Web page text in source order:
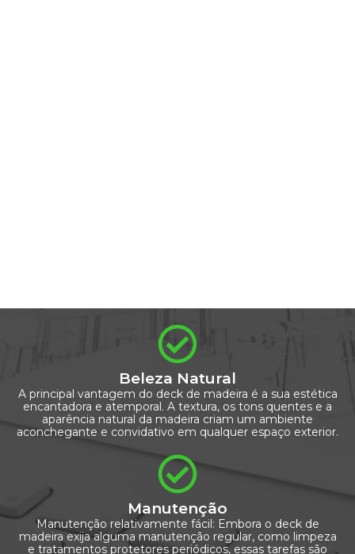
Beleza Natural
A principal vantagem do deck de madeira é a sua estética
encantadora e atemporal. A textura, os tons quentes e a
aparência natural da madeira criam um ambiente
aconchegante e convidativo em qualquer espaço exterior.
Manutenção
Manutenção relativamente fácil: Embora o deck de
madeira exija alguma manutenção regular, como limpeza
e tratamentos protetores periódicos, essas tarefas são